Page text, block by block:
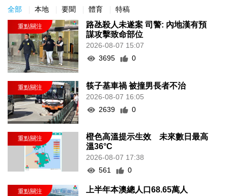
全部 本地 要聞 體育 特稿
路氹殺人未遂案 司警: 內地漢有預
謀攻擊致命部位
2026-08-07 15:07
3695
0
筷子基車禍 被撞男長者不治
2026-08-07 16:05
2639
0
橙色高溫提示生效 未來數日最高
溫36°C
2026-08-07 17:38
561
0
上半年本澳總人口68.65萬人